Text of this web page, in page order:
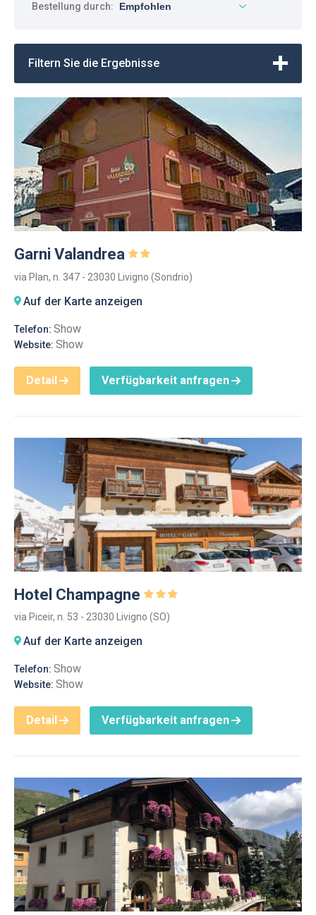
Bestellung durch:
Filtern Sie die Ergebnisse
Garni Valandrea
via Plan, n. 347 - 23030 Livigno (Sondrio)
Auf der Karte anzeigen
Telefon: Show
Website: Show
Detail Verfügbarkeit anfragen
Hotel Champagne
via Piceir, n. 53 - 23030 Livigno (SO)
Auf der Karte anzeigen
Telefon: Show
Website: Show
Detail Verfügbarkeit anfragen